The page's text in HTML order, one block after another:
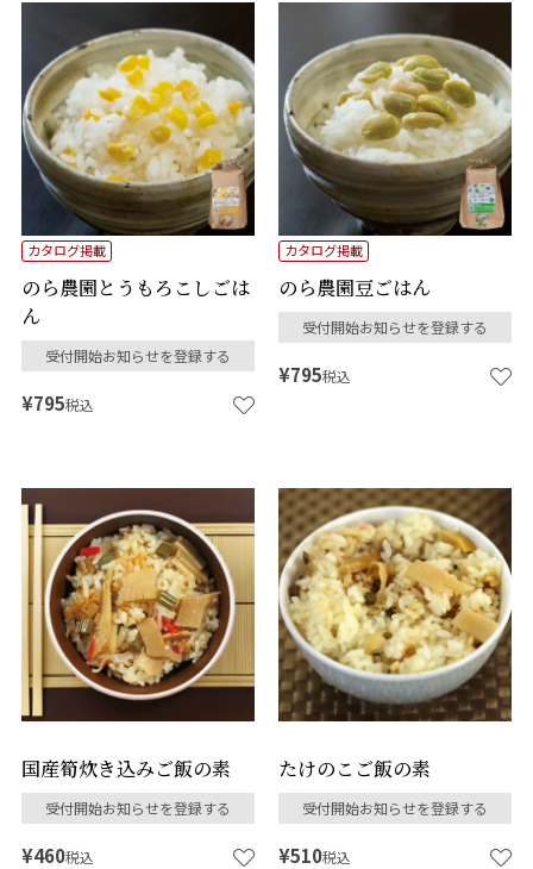
のら農園とうもろこしごは
ん
カタログ掲載
受付開始お知らせを登録する
¥795税込
のら農園豆ごはん
カタログ掲載
受付開始お知らせを登録する
¥795税込
国産筍炊き込みご飯の素
受付開始お知らせを登録する
¥460税込
たけのこご飯の素
受付開始お知らせを登録する
¥510税込